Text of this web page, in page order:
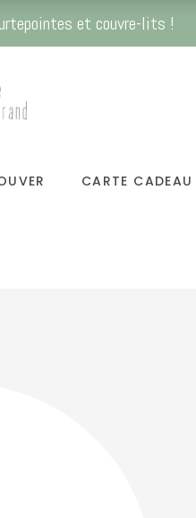
et couvre-lits !
CARTE CADEAU